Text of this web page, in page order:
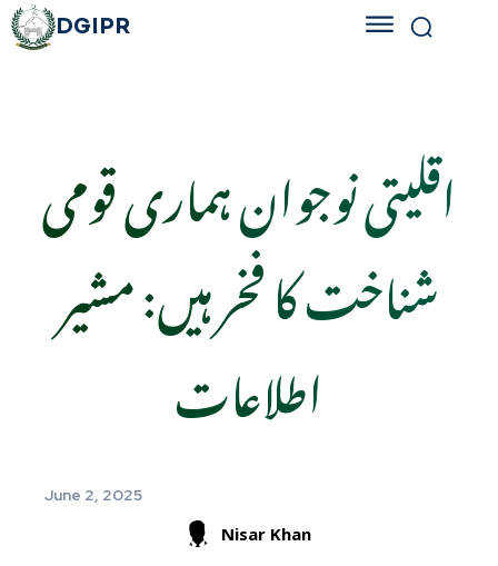
DGIPR
اقلیتی نوجوان ہماری قومی
شناخت کا فخر ہیں: مشیر
اطلاعات
June 2, 2025
Nisar Khan